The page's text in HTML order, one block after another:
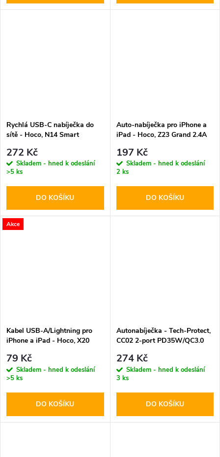
Rychlá USB-C nabíječka do
sítě - Hoco, N14 Smart
272 Kč
Skladem - hned k odeslání
>5 ks
DO KOŠÍKU
Auto-nabíječka pro iPhone a
iPad - Hoco, Z23 Grand 2.4A
197 Kč
Skladem - hned k odeslání
2 ks
DO KOŠÍKU
Akce
Kabel USB-A/Lightning pro
iPhone a iPad - Hoco, X20
79 Kč
Skladem - hned k odeslání
>5 ks
DO KOŠÍKU
Autonabíječka - Tech-Protect,
CC02 2-port PD35W/QC3.0
274 Kč
Skladem - hned k odeslání
3 ks
DO KOŠÍKU